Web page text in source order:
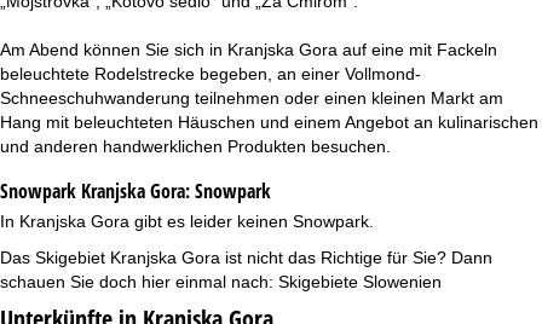
Am Abend können Sie sich in Kranjska Gora auf eine mit Fackeln
beleuchtete Rodelstrecke begeben, an einer Vollmond-
Schneeschuhwanderung teilnehmen oder einen kleinen Markt am
Hang mit beleuchteten Häuschen und einem Angebot an kulinarischen
und anderen handwerklichen Produkten besuchen.
Snowpark Kranjska Gora:Snowpark
In Kranjska Gora gibt es leider keinen Snowpark.
Das Skigebiet Kranjska Gora ist nicht das Richtige für Sie? Dann
schauen Sie doch hier einmal nach: Skigebiete Slowenien